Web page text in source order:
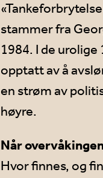
stammer fra
1984. I de
opptatt av å
en strøm av
høyre.
Når
Hvor finnes, og